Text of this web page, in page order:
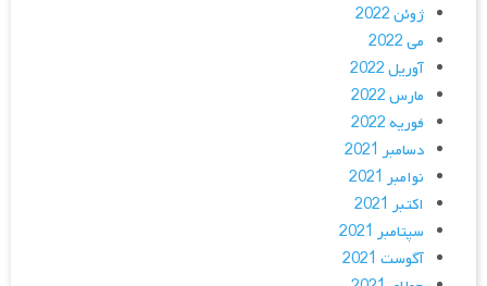
ژوئن 2022
می 2022
آوریل 2022
مارس 2022
فوریه 2022
دسامبر 2021
نوامبر 2021
اکتبر 2021
سپتامبر 2021
آگوست 2021